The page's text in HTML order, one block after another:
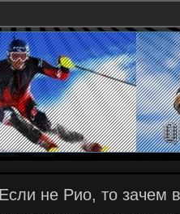
не Рио, то зачем